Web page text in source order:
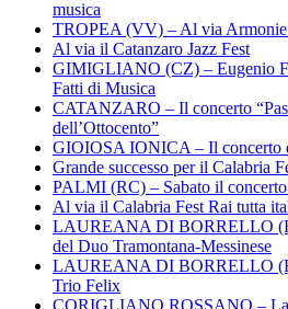
musica
TROPEA (VV) – Al via Armonie
Al via il Catanzaro Jazz Fest
GIMIGLIANO (CZ) – Eugenio
Fatti di Musica
CATANZARO – Il concerto
dell’Ottocento”
GIOIOSA IONICA – Il concerto
Grande successo per il Calabria
PALMI (RC) – Sabato il
Al via il Calabria Fest Rai tutta
LAUREANA DI BORRELLO
del Duo Tramontana-Messinese
LAUREANA DI BORRELLO
Trio Felix
CORIGLIANO ROSSANO – La